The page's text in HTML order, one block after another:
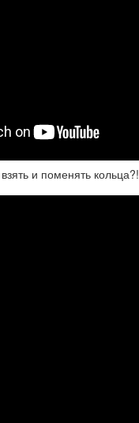
и поменять кольца?!